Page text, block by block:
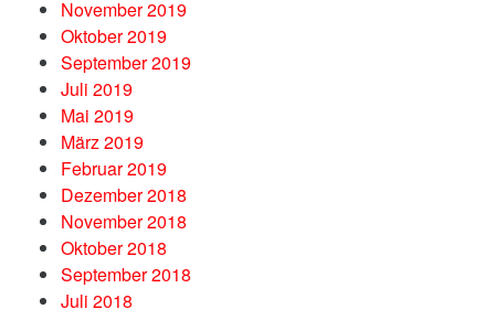
November 2019
Oktober 2019
September 2019
Juli 2019
Mai 2019
März 2019
Februar 2019
Dezember 2018
November 2018
Oktober 2018
September 2018
Juli 2018